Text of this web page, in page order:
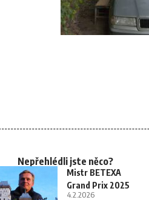
Nepřehlédli jste něco?
Mistr BETEXA
Grand Prix 2025
4.2.2026